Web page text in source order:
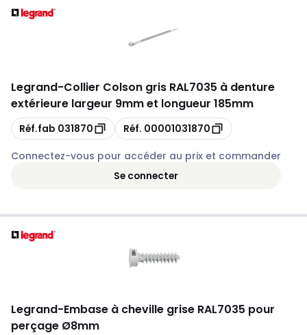
Legrand-Collier Colson gris RAL7035 à denture
extérieure largeur 9mm et longueur 185mm
Copie
Réf.fab 031870 Copie
Réf. 00001031870
Connectez-vous pour accéder au prix et commander
Se connecter
Legrand-Embase à cheville grise RAL7035 pour
perçage Ø8mm